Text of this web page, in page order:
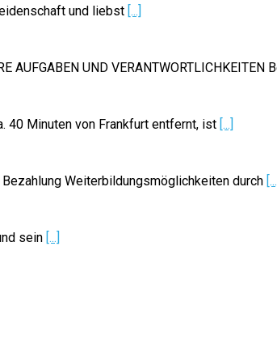
und liebst [...]
UND VERANTWORTLICHKEITEN
40 Minuten von Frankfurt entfernt, ist [...]
Weiterbildungsmöglichkeiten durch
sein [...]